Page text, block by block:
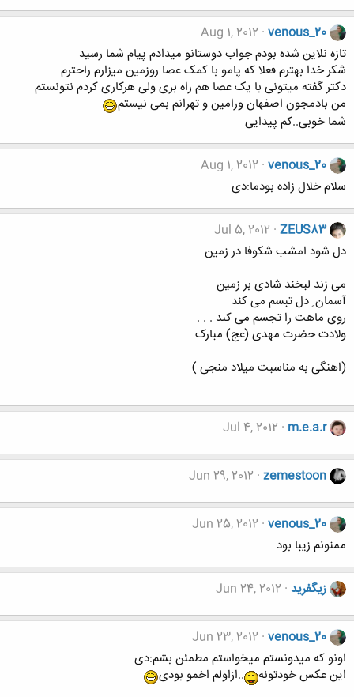
venous_20
Aug 1, 2012
تازه نلاین شده بودم جواب دوستانو میدادم پیام شما رسید
شکر خدا بهترم فعلا که پامو با کمک عصا روزمین میزارم راحترم
دکتر گفته میتونی با یک عصا هم راه بری ولی هرکاری کردم نتونستم
من بادمجون اصفهان ورامین و تهرانم بمی نیستم
شما خوبی..کم پیدایی
venous_20
Aug 1, 2012
سلام خلال زاده بودما:دی
ZEUS83
Jul 5, 2012
دل شود امشب شکوفا در زمین
می زند لبخند شادی بر زمین
آسمان ِ دل تبسم می کند
روی ماهت را تجسم می کند . . .
ولادت حضرت مهدی (عج) مبارک
(اهنگی به مناسبت میلاد منجی )
m.e.a.r
Jul 4, 2012
zemestoon
Jun 29, 2012
venous_20
Jun 25, 2012
ممنونم زیبا بود
زيگفريد Jun 24, 2012
venous_20
Jun 23, 2012
اونو که میدونستم میخواستم مطمئن بشم:دی
این عکس خودتونه
..ازاولم اخمو بودی